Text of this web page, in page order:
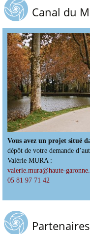
Canal du
Vous avez un projet situé
dépôt de votre demande
Valérie MURA :
valerie.mura@haute-
05 81 97 71 42
Partenaires